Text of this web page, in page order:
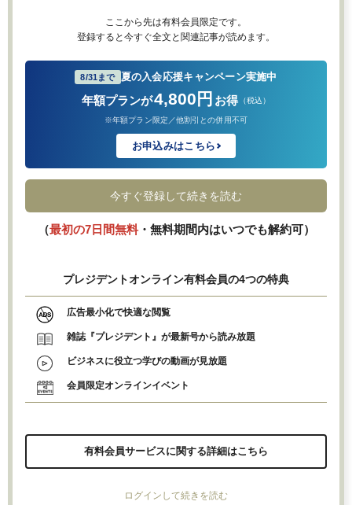
ここから先は有料会員限定です。
登録すると今すぐ全文と関連記事が読めます。
8/31まで 夏の入会応援キャンペーン実施中
年額プランが4,800円 お得 （税込）
※年額プラン限定／他割引との併用不可
お申込みはこちら
今すぐ登録して続きを読む
（最初の7日間無料・無料期間内はいつでも解約可）
プレジデントオンライン有料会員の4つの特典
広告最小化で快適な閲覧
雑誌『プレジデント』が最新号から読み放題
ビジネスに役立つ学びの動画が見放題
会員限定オンラインイベント
有料会員サービスに関する詳細はこちら
ログインして続きを読む